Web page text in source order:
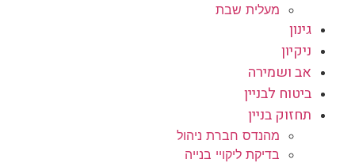
מעלית שבת
גינון
ניקיון
אב ושמירה
ביטוח לבניין
תחזוק בניין
מהנדס חברת ניהול
בדיקת ליקויי בנייה